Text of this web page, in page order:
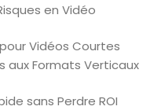
en Vidéo
Vidéos Courtes
aux Formats Verticaux
sans Perdre ROI